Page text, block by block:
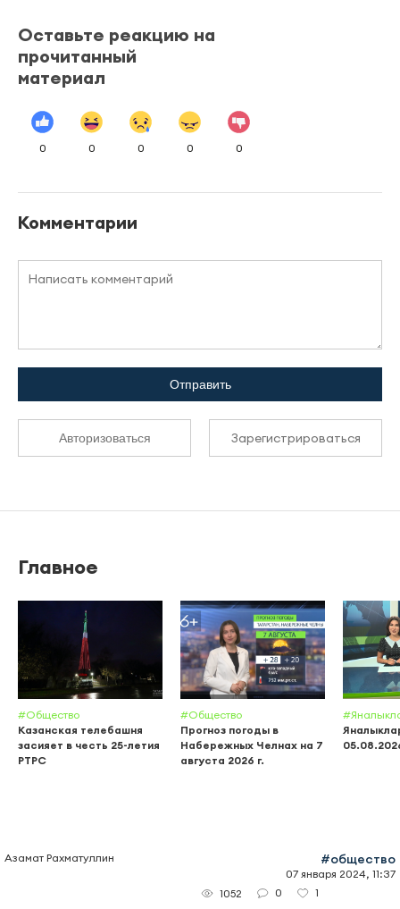
Оставьте реакцию на
прочитанный
материал
0 0 0 0 0
Комментарии
Отправить
Авторизоваться Зарегистрироваться
Главное
#Общество
Казанская телебашня
засияет в честь 25-летия
РТРС
#Общество
Прогноз погоды в
Набережных Челнах на 7
августа 2026 г.
Азамат Рахматуллин #общество
07 января 2024, 11:37
1052
0 1